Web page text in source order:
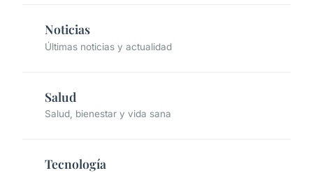
Noticias
Últimas noticias y actualidad
Salud
Salud, bienestar y vida sana
Tecnología